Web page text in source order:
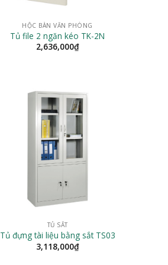
HỘC BÀN VĂN PHÒNG
Tủ file 2 ngăn kéo TK-2N
2,636,000₫
TỦ SẮT
Tủ đựng tài liệu bằng sắt TS03
3,118,000₫